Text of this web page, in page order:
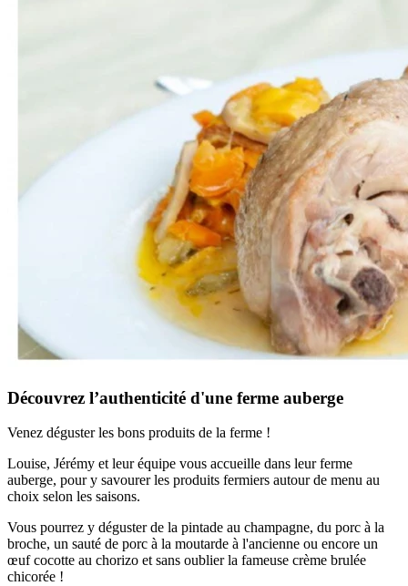
Découvrez l’authenticité d'une ferme auberge
Venez déguster les bons produits de la ferme !
Louise, Jérémy et leur équipe vous accueille dans leur ferme
auberge, pour y savourer les produits fermiers autour de menu au
choix selon les saisons.
Vous pourrez y déguster de la pintade au champagne, du porc à la
broche, un sauté de porc à la moutarde à l'ancienne ou encore un
œuf cocotte au chorizo et sans oublier la fameuse crème brulée
chicorée !